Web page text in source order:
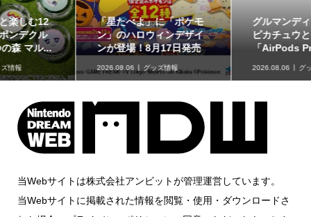
グルマンディーズより、
ピカチュウとメタモンの
「AirPods Pro 3 対応 ...
2026.08.06 グッズ情報
「Nintendo Today!」に
「ファイアーエムブレ
ム」のテーマが追加
2026.08.05 ニュース
当Webサイトは株式会社アンビットが管理運営しています。
当Webサイトに掲載された情報を閲覧・使用・ダウンロードさ